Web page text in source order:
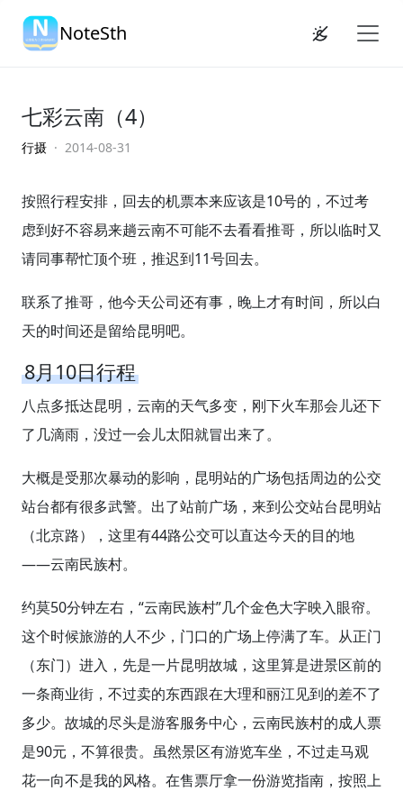
NoteSth
七彩云南（4）
行摄 · 2014-08-31
按照行程安排，回去的机票本来应该是10号的，不过考
虑到好不容易来趟云南不可能不去看看推哥，所以临时又
请同事帮忙顶个班，推迟到11号回去。
联系了推哥，他今天公司还有事，晚上才有时间，所以白
天的时间还是留给昆明吧。
8月10日行程
八点多抵达昆明，云南的天气多变，刚下火车那会儿还下
了几滴雨，没过一会儿太阳就冒出来了。
大概是受那次暴动的影响，昆明站的广场包括周边的公交
站台都有很多武警。出了站前广场，来到公交站台昆明站
（北京路），这里有44路公交可以直达今天的目的地
——云南民族村。
约莫50分钟左右，“云南民族村”几个金色大字映入眼帘。
这个时候旅游的人不少，门口的广场上停满了车。从正门
（东门）进入，先是一片昆明故城，这里算是进景区前的
一条商业街，不过卖的东西跟在大理和丽江见到的差不了
多少。故城的尽头是游客服务中心，云南民族村的成人票
是90元，不算很贵。虽然景区有游览车坐，不过走马观
花一向不是我的风格。在售票厅拿一份游览指南，按照上